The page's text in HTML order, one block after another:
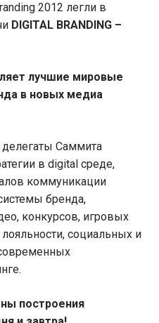
2012 легли в
DIGITAL BRANDING –
лучшие мировые
в новых медиа
Саммита
в digital среде,
коммуникации
бренда,
конкурсов, игровых
социальных и
построения